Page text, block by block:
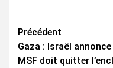
Navigation
d’article
Précédent
Gaza : Israël annonce
MSF doit quitter